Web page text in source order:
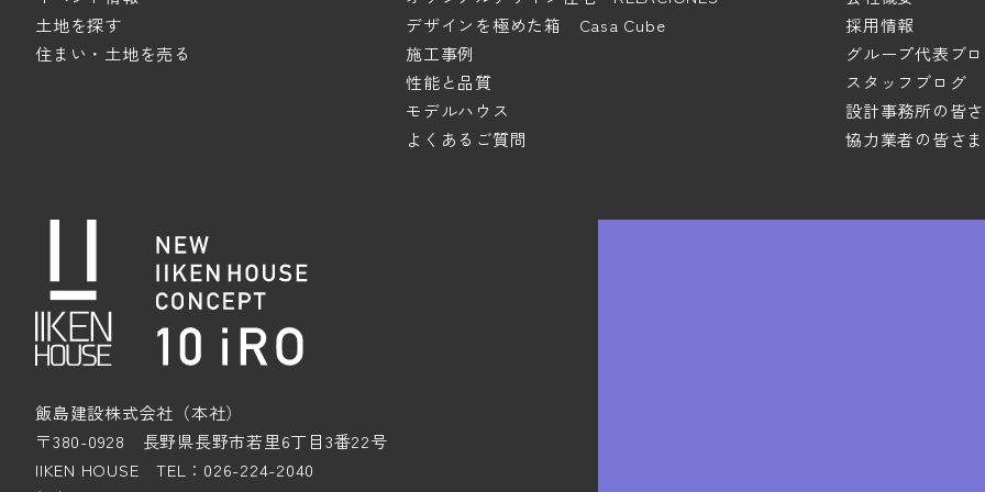
土地を探す
住まい・土地を売る
デザインを極めた箱 Casa Cube
施工事例
性能と品質
モデルハウス
よくあるご質問
採用情報
グループ代表ブ
スタッフブログ
設計事務所の皆
協力業者の皆さ
飯島建設株式会社（本社）
〒380-0928 長野県長野市若里6丁目3番22号
IIKEN HOUSE TEL：026-224-2040